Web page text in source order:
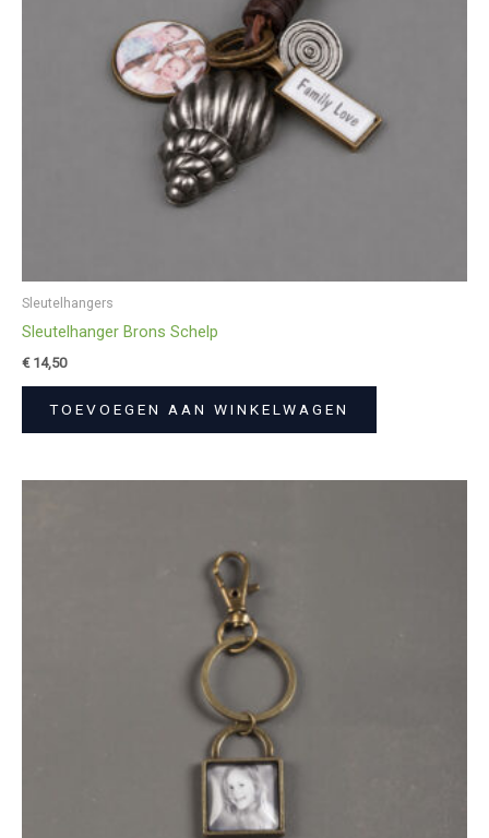
Sleutelhangers
Sleutelhanger Brons Schelp
€14,50
TOEVOEGEN AAN WINKELWAGEN